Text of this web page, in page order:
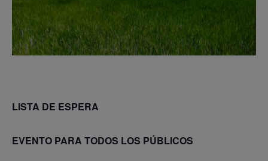
LISTA DE ESPERA
EVENTO PARA TODOS LOS PÚBLICOS